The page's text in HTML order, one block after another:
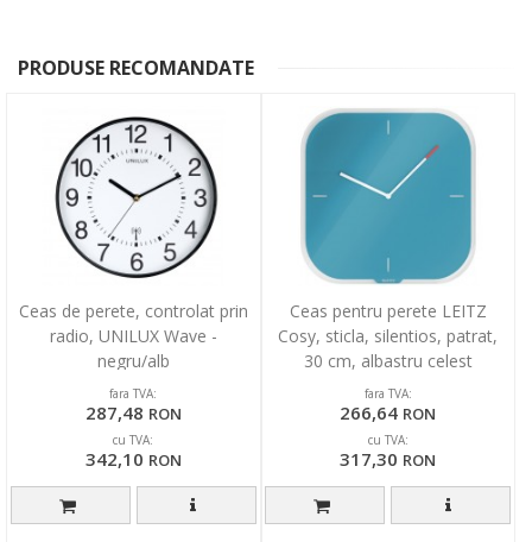
PRODUSE RECOMANDATE
Ceas de perete, controlat prin
radio, UNILUX Wave -
negru/alb
fara TVA:
287,48 RON
cu TVA:
342,10 RON
Ceas pentru perete LEITZ
Cosy, sticla, silentios, patrat,
30 cm, albastru celest
fara TVA:
266,64 RON
cu TVA:
317,30 RON